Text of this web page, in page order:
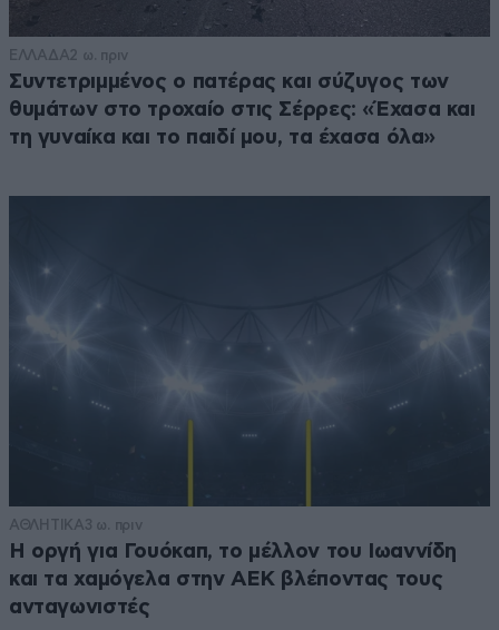
ΕΛΛΑΔΑ2 ω. πριν
Συντετριμμένος ο πατέρας και σύζυγος των
θυμάτων στο τροχαίο στις Σέρρες: «Έχασα και
τη γυναίκα και το παιδί μου, τα έχασα όλα»
ΑΘΛΗΤΙΚΑ3 ω. πριν
Η οργή για Γουόκαπ, το μέλλον του Ιωαννίδη
και τα χαμόγελα στην ΑΕΚ βλέποντας τους
ανταγωνιστές